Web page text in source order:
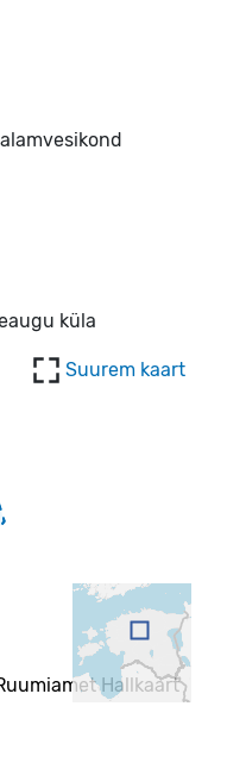
küla
Suurem kaart
Hallkaart